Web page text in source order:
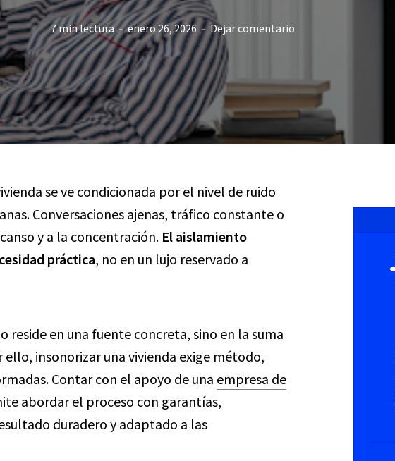
7 min lectura enero 26, 2026 Dejar comentario
se ve condicionada por el nivel de ruido
Conversaciones ajenas, tráfico constante o
y a la concentración. El aislamiento
práctica, no en un lujo reservado a
reside en una fuente concreta, sino en la suma
insonorizar una vivienda exige método,
Contar con el apoyo de una empresa de
abordar el proceso con garantías,
duradero y adaptado a las